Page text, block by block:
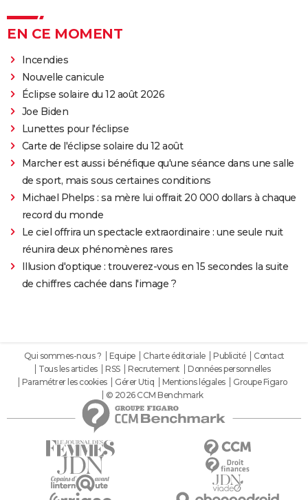
EN CE MOMENT
Incendies
Nouvelle canicule
Éclipse solaire du 12 août 2026
Joe Biden
Lunettes pour l'éclipse
Carte de l'éclipse solaire du 12 août
Marcher est aussi bénéfique qu'une séance dans une salle
de sport, mais sous certaines conditions
Michael Phelps : sa mère lui offrait 20 000 dollars à chaque
record du monde
Le ciel offrira un spectacle extraordinaire : une seule nuit
réunira deux phénomènes rares
Illusion d'optique : trouverez-vous en 15 secondes la suite
de chiffres cachée dans l'image ?
Qui sommes-nous ? Equipe Charte éditoriale Publicité
Contact
Tous les articles
RSS Recrutement
Données personnelles
Paramétrer les cookies
Gérer Utiq Mentions légales
Groupe Figaro
© 2026 CCM Benchmark